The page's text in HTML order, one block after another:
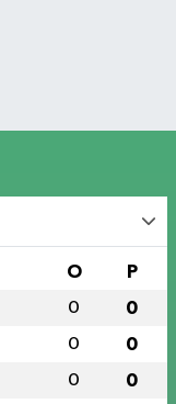
O P
0 0
0 0
0 0